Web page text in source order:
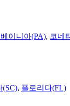
이니아(PA), 코네
(SC), 플로리다(FL)